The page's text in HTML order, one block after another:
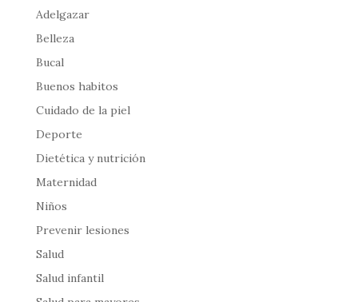
Adelgazar
Belleza
Bucal
Buenos habitos
Cuidado de la piel
Deporte
Dietética y nutrición
Maternidad
Niños
Prevenir lesiones
Salud
Salud infantil